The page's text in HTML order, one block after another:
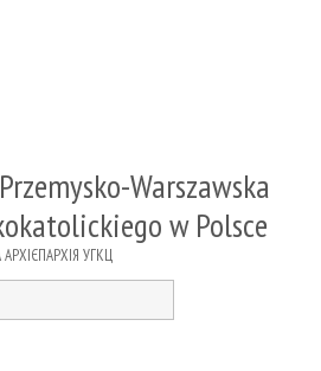
Warszawska
w Polsce
УГКЦ